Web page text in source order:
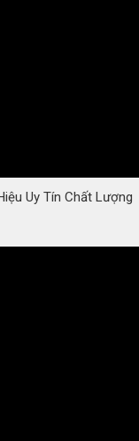
Uy Tín Chất Lượng